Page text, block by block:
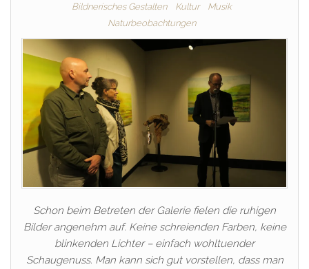
Bildnerisches Gestalten Kultur
Musik
Naturbeobachtungen
Schon beim Betreten der Galerie fielen die ruhigen
Bilder angenehm auf. Keine schreienden Farben, keine
blinkenden Lichter – einfach wohltuender
Schaugenuss. Man kann sich gut vorstellen, dass man